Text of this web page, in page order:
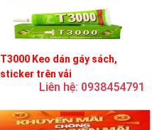
T3000 Keo dán gáy sách,
sticker trên vải
Liên hệ: 0938454791